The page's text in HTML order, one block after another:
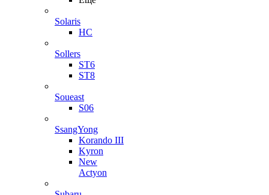
Solaris
HC
Sollers
ST6
ST8
Soueast
S06
SsangYong
Korando III
Kyron
New
Actyon